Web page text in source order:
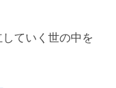
ていく世の中を